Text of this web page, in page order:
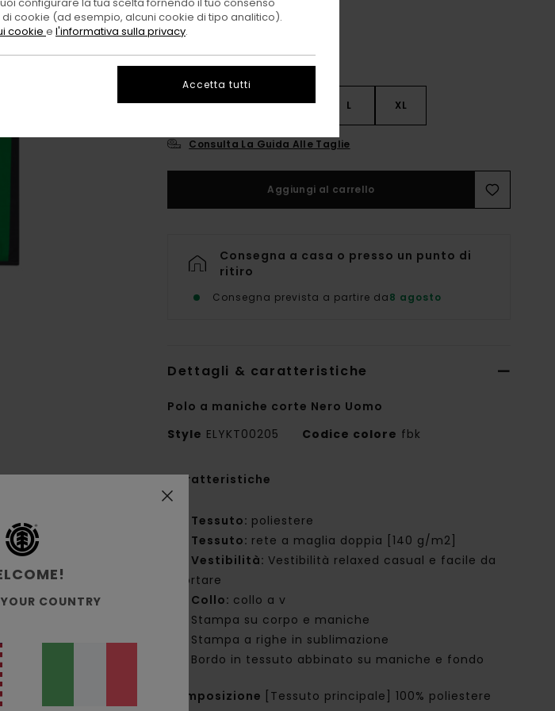
XS S M L XL
Consulta La Guida Alle Taglie
Aggiungi al carrello
Consegna a casa o presso un punto di
ritiro
Consegna prevista a partire da8 agosto
Dettagli & caratteristiche
Polo a maniche corte Nero Uomo
Style ELYKT00205 Codice colore fbk
Caratteristiche
Tessuto: poliestere
Tessuto: rete a maglia doppia [140 g/m2]
Vestibilità:Vestibilità relaxed casual e facile da
portare
Collo: collo a v
Stampa su corpo e maniche
Stampa a righe in sublimazione
Bordo in tessuto abbinato su maniche e fondo
Composizione [Tessuto principale] 100% poliestere
COUNTRY
cookie (ad esempio, alcuni cookie di tipo analitico).
cookie e l'informativa sulla privacy.
Accetta tutti